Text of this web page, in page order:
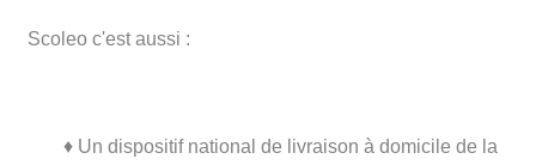
Scoleo c'est aussi :
♦ Un dispositif national de livraison à domicile de la